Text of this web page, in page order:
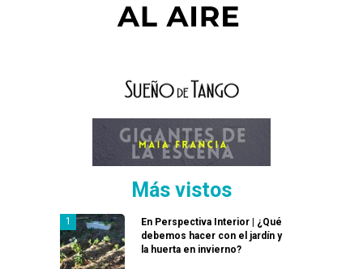
Más vistos
En Perspectiva Interior | ¿Qué
debemos hacer con el jardín y
la huerta en invierno?